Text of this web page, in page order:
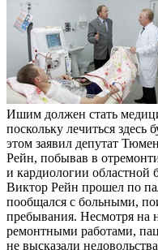
Ишим должен стать
поскольку лечиться
этом заявил депутат
Рейн, побывав в
и кардиологии
Виктор Рейн прошел по
пообщался с больными,
пребывания. Несмотря на
ремонтными работами,
не высказали